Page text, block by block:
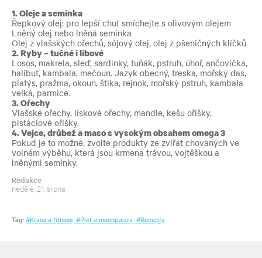
1. Oleje a semínka
Řepkový olej: pro lepší chuť smíchejte s olivovým olejem
Lněný olej nebo lněná semínka
Olej z vlašských ořechů, sójový olej, olej z pšeničných klíčků
2. Ryby – tučné i libové
Losos, makrela, sleď, sardinky, tuňák, pstruh, úhoř, ančovička,
halibut, kambala, mečoun. Jazyk obecný, treska, mořský ďas,
platýs, pražma, okoun, štika, rejnok, mořský pstruh, kambala
velká, parmice.
3. Ořechy
Vlašské ořechy, lískové ořechy, mandle, kešu oříšky,
pistáciové oříšky.
4. Vejce, drůbež a maso s vysokým obsahem omega 3
Pokud je to možné, zvolte produkty ze zvířat chovaných ve
volném výběhu, která jsou krmena trávou, vojtěškou a
lněnými semínky.
Redakce
neděle, 21. srpna
Tag:#Krása a fitness #Pleť a menopauza #Recepty